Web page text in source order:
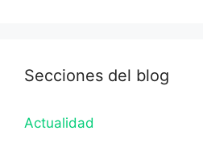
Secciones del blog
Actualidad